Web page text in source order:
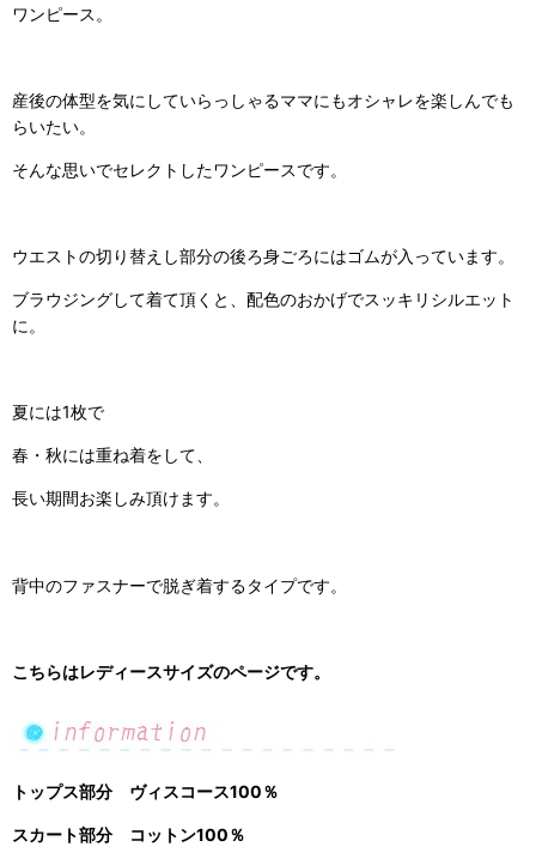
ワンピース。
産後の体型を気にしていらっしゃるママにもオシャレを楽しんでも
らいたい。
そんな思いでセレクトしたワンピースです。
ウエストの切り替えし部分の後ろ身ごろにはゴムが入っています。
ブラウジングして着て頂くと、配色のおかげでスッキリシルエット
に。
夏には1枚で
春・秋には重ね着をして、
長い期間お楽しみ頂けます。
背中のファスナーで脱ぎ着するタイプです。
こちらはレディースサイズのページです。
トップス部分 ヴィスコース100％
スカート部分 コットン100％